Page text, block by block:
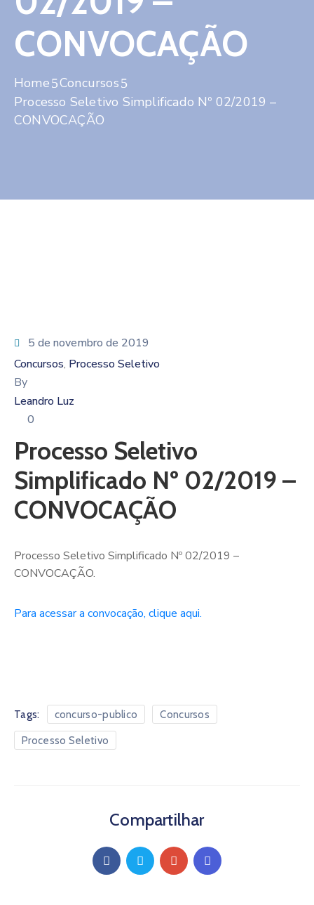
CONVOCAÇÃO
Home
Concursos
Processo Seletivo Simplificado Nº 02/2019 –
CONVOCAÇÃO
5 de novembro de 2019
Concursos‚ Processo Seletivo
By
Leandro Luz
0
Processo Seletivo
Simplificado Nº 02/2019 –
CONVOCAÇÃO
Processo Seletivo Simplificado Nº 02/2019 –
CONVOCAÇÃO.
Para acessar a convocação, clique aqui.
Tags: concurso-publico Concursos
Processo Seletivo
Compartilhar